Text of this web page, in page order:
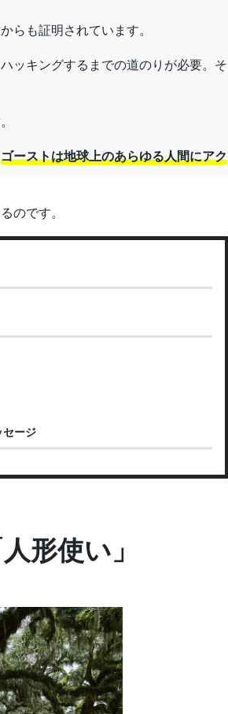
らも証明されています。
ッキングするまでの道のりが必要。そ
ゴーストは地球上のあらゆる人間にアク
のです。
セージ
形使い」